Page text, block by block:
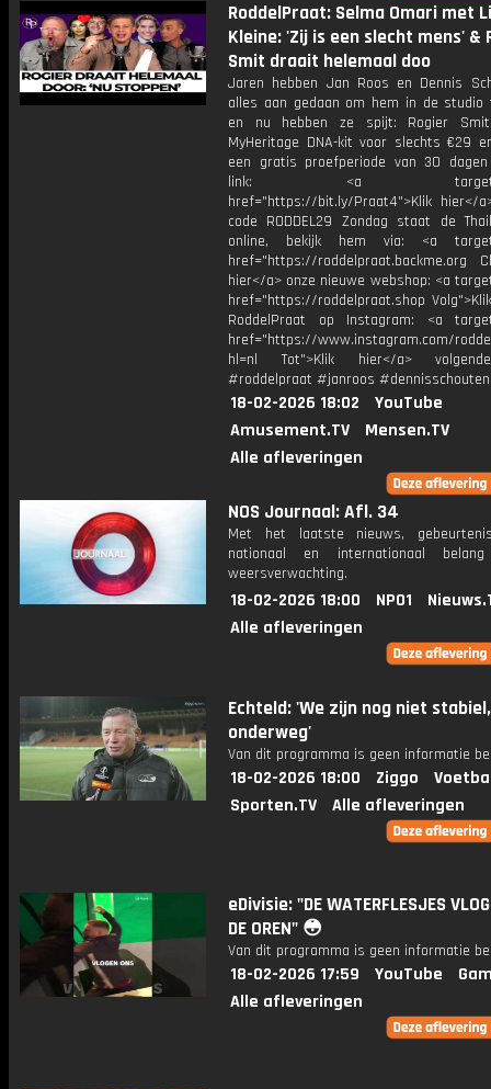
RoddelPraat: Selma Omari met
Kleine: 'Zij is een slecht mens' &
Smit draait helemaal doo
Jaren hebben Jan Roos en Dennis
alles aan gedaan om hem in de studio
en nu hebben ze spijt: Rogier
MyHeritage DNA-kit voor slechts €29
een gratis proefperiode van 30
link: <a
href="https://bit.ly/Praat4">Klik hier</
code RODDEL29 Zondag staat de
online, bekijk hem via: <a
href="https://roddelpraat.backme.org
hier</a> onze nieuwe webshop: <a
href="https://roddelpraat.shop
RoddelPraat op Instagram: <a
href="https://www.instagram.com/
hl=nl Tot">Klik hier</a>
#roddelpraat #janroos #dennisschouten
18-02-2026 18:02
YouTube
Amusement.TV
Mensen.TV
Alle afleveringen
NOS Journaal: Afl. 34
Met het laatste nieuws,
nationaal en internationaal
weersverwachting.
18-02-2026 18:00 NPO1
Alle afleveringen
Echteld: 'We zijn nog niet
onderweg'
Van dit programma is geen informatie
18-02-2026 18:00 Ziggo
Sporten.TV
Alle afleveringen
eDivisie: "DE WATERFLESJES
DE OREN" 😳
Van dit programma is geen informatie
18-02-2026 17:59 YouTube
Alle afleveringen